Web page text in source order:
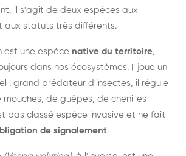
il s'agit de deux espèces aux
aux statuts très différents.
est une espèce native du territoire,
dans nos écosystèmes. Il joue un
: grand prédateur d'insectes, il régule
mouches, de guêpes, de chenilles
pas classé espèce invasive et ne fait
de signalement.